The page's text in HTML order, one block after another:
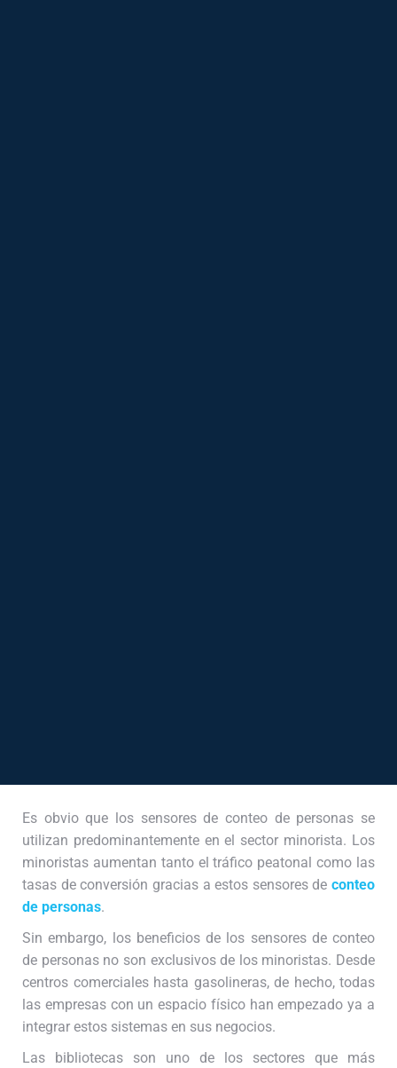
Es obvio que los sensores de conteo de personas se
utilizan predominantemente en el sector minorista. Los
minoristas aumentan tanto el tráfico peatonal como las
tasas de conversión gracias a estos sensores de conteo
de personas.
Sin embargo, los beneficios de los sensores de conteo
de personas no son exclusivos de los minoristas. Desde
centros comerciales hasta gasolineras, de hecho, todas
las empresas con un espacio físico han empezado ya a
integrar estos sistemas en sus negocios.
Las bibliotecas son uno de los sectores que más